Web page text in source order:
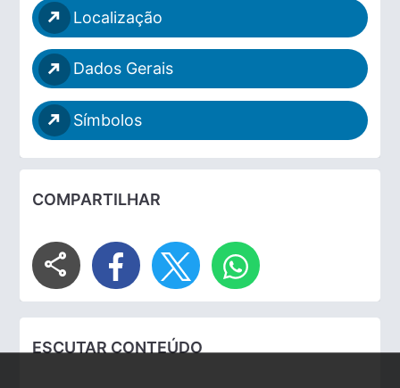
arrow_right_alt Localização
arrow_right_alt Dados Gerais
arrow_right_alt Símbolos
COMPARTILHAR
share
ESCUTAR CONTEÚDO